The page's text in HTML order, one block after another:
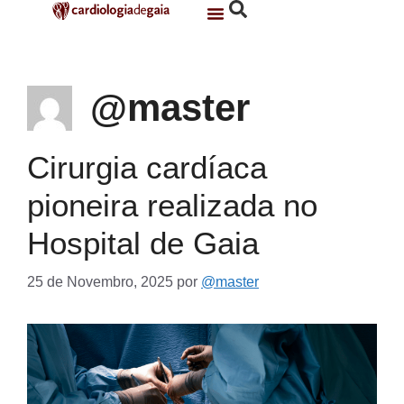
@master
Cirurgia cardíaca
pioneira realizada no
Hospital de Gaia
25 de Novembro, 2025 por @master